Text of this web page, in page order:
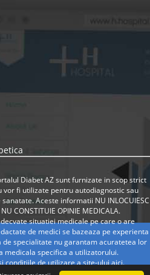
Diabet AZ sunt furnizate in scop strict
fi utilizate pentru autodiagnostic sau
Aceste informatii NU INLOCUIESC
CONSTITUIE OPINIE MEDICALA.
situatiei medicale pe care o are
de medici se bazeaza pe experienta
specialitate nu garantam acuratetea lor
medicala specifica a utilizatorului.
conditiile de utilizare a site-uluiaici.